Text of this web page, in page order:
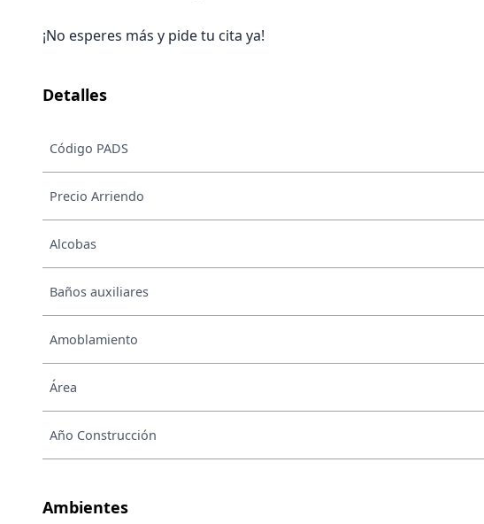
¡No esperes más y pide tu cita ya!
Detalles
Código PADS
Precio Arriendo
Alcobas
Baños auxiliares
Amoblamiento
Área
Año Construcción
Ambientes